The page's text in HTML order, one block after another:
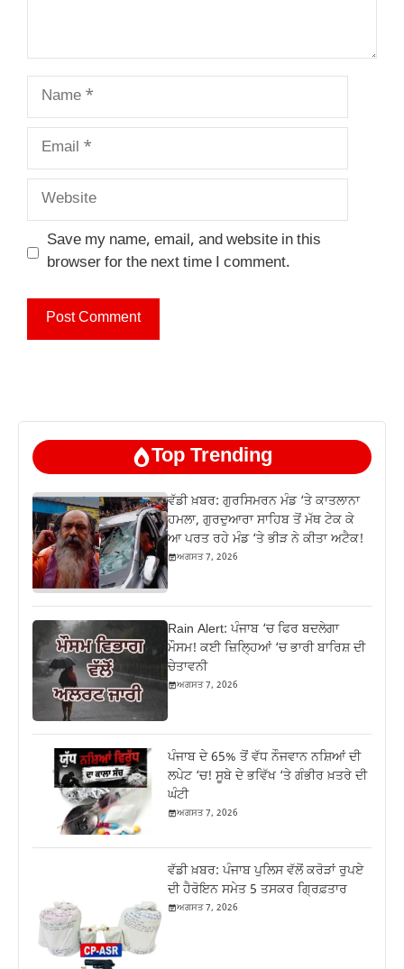
Name
Email
Website
Save my name, email, and website in this
browser for the next time I comment.
Top Trending
ਵੱਡੀ ਖ਼ਬਰ: ਗੁਰਸਿਮਰਨ ਮੰਡ ‘ਤੇ ਕਾਤਲਾਨਾ
ਹਮਲਾ, ਗੁਰਦੁਆਰਾ ਸਾਹਿਬ ਤੋਂ ਮੱਥ ਟੇਕ ਕੇ
ਆ ਪਰਤ ਰਹੇ ਮੰਡ ‘ਤੇ ਭੀੜ ਨੇ ਕੀਤਾ ਅਟੈਕ!
ਅਗਸਤ 7, 2026
Rain Alert: ਪੰਜਾਬ ‘ਚ ਫਿਰ ਬਦਲੇਗਾ
ਮੌਸਮ! ਕਈ ਜ਼ਿਲ੍ਹਿਆਂ ‘ਚ ਭਾਰੀ ਬਾਰਿਸ਼ ਦੀ
ਚੇਤਾਵਨੀ
ਅਗਸਤ 7, 2026
ਪੰਜਾਬ ਦੇ 65% ਤੋਂ ਵੱਧ ਨੌਜਵਾਨ ਨਸ਼ਿਆਂ ਦੀ
ਲਪੇਟ ‘ਚ! ਸੂਬੇ ਦੇ ਭਵਿੱਖ ‘ਤੇ ਗੰਭੀਰ ਖ਼ਤਰੇ ਦੀ
ਘੰਟੀ
ਅਗਸਤ 7, 2026
ਵੱਡੀ ਖ਼ਬਰ: ਪੰਜਾਬ ਪੁਲਿਸ ਵੱਲੋਂ ਕਰੋੜਾਂ ਰੁਪਏ
ਦੀ ਹੈਰੋਇਨ ਸਮੇਤ 5 ਤਸਕਰ ਗ੍ਰਿਫ਼ਤਾਰ
ਅਗਸਤ 7, 2026